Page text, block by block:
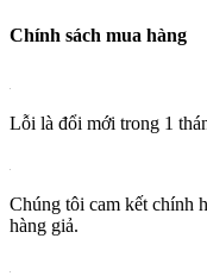
Chính sách mua hàng
Lỗi là đổi mới trong 1
Chúng tôi cam kết chính
hàng giả.